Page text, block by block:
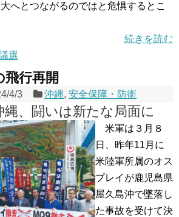
へとつながるのではと危惧するとこ
続きを読む
選
行再開
4/3 沖縄,安全保障・防衛
、闘いは新たな局面に
米軍は３月８
日、昨年11月に
米陸軍所属のオス
プレイが鹿児島県
屋久島沖で墜落し
た事故を受けて決